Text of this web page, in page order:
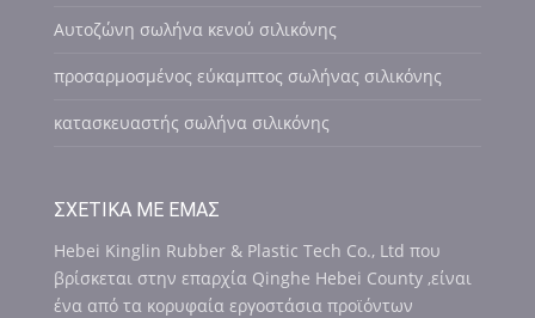
Αυτοζώνη σωλήνα κενού σιλικόνης
προσαρμοσμένος εύκαμπτος σωλήνας σιλικόνης
κατασκευαστής σωλήνα σιλικόνης
ΣΧΕΤΙΚΆ ΜΕ ΕΜΆΣ
Hebei Kinglin Rubber & Plastic Tech Co., Ltd που
βρίσκεται στην επαρχία Qinghe Hebei County ,είναι
ένα από τα κορυφαία εργοστάσια προϊόντων